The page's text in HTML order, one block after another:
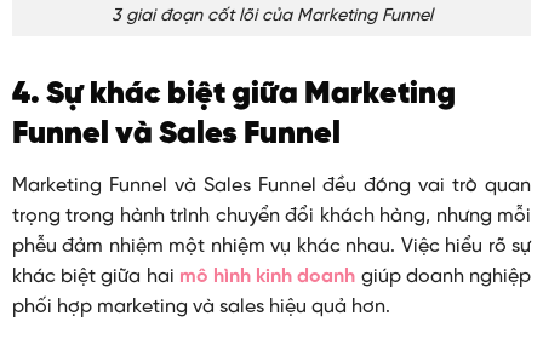
3 giai đoạn cốt lõi của Marketing Funnel
4. Sự khác biệt giữa Marketing
Funnel và Sales Funnel
Marketing Funnel và Sales Funnel đều đóng vai trò quan
trọng trong hành trình chuyển đổi khách hàng, nhưng mỗi
phễu đảm nhiệm một nhiệm vụ khác nhau. Việc hiểu rõ sự
khác biệt giữa hai mô hình kinh doanh giúp doanh nghiệp
phối hợp marketing và sales hiệu quả hơn.